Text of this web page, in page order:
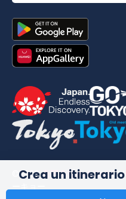
Crea un
2026 合同会社dekitabi.
ーキョー